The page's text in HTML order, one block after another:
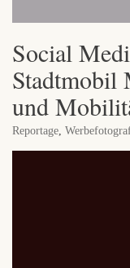
Social
Stadtmobil
und
Reportage